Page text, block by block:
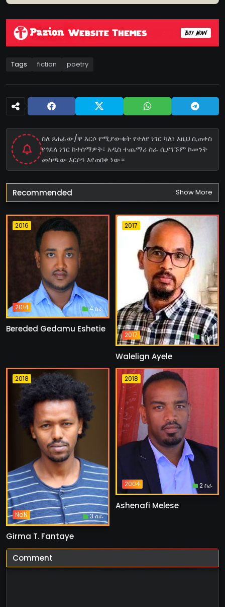
Tags fiction poetry
ስለ ጸሐፊው/ዋ እርሶ የሚያውቁት የተለየ ነገር ካለ፣ እዚህ ሲጠቀስ
የጎደለ ነገር ከተሰማዎት፣ አዲስ ተጨማሪ ስራ ሲያገኙም ኮመንት
መስጫው እርሶን እየጠበቀ ነው።
Recommended Show More
2016
2014 4 ስራ
Bereded Gedamu Eshetie
2017
2017 1 ስራ
Walelign Ayele
2018
NaN 3 ስራ
Girma T. Fantaye
2018
2004 2 ስራ
Ashenafi Melese
Comment